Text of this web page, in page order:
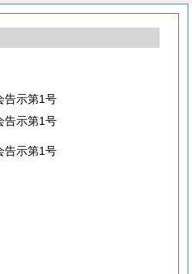
告示第1号
告示第1号
告示第1号